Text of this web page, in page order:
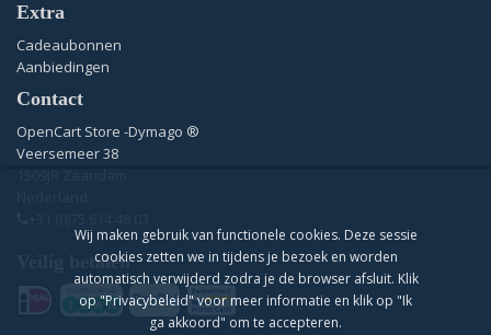
Wij maken gebruik van functionele cookies. Deze sessie
cookies zetten we in tijdens je bezoek en worden
automatisch verwijderd zodra je de browser afsluit. Klik
op "Privacybeleid" voor meer informatie en klik op "Ik
ga akkoord" om te accepteren.
Extra
Cadeaubonnen
Aanbiedingen
Contact
OpenCart Store -Dymago ®
Veersemeer 38
Veilig betalen